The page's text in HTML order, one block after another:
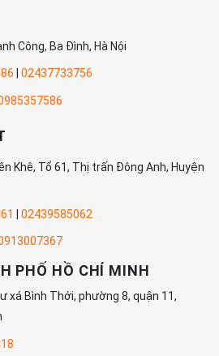
Công, Ba Đình, Hà Nội
02437733756
Khê, Tổ 61, Thị trấn Đông Anh, Huyện
02439585062
PHỐ HỒ CHÍ MINH
xá Bình Thới, phường 8, quận 11,